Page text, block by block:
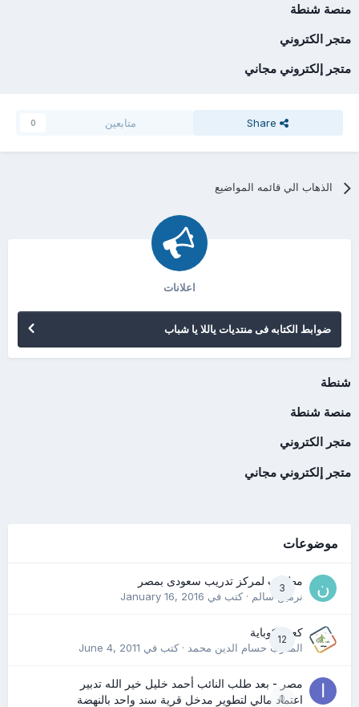
منصة شنطة
متجر الكتروني
متجر إلكتروني مجاني
Share متابعين 0
الذهاب الي قائمه المواضيع
اعلانات
ضوابط الكتابه فى منتديات ياللا يا شباب
شنطة
منصة شنطة
متجر الكتروني
متجر إلكتروني مجاني
موضوعات
3
مطلوب لمركز تدريب سعودى بمصر
نرمين سالم· كتب في January 16, 2016
12
كعب كوباية
المدرب حسام الدين محمد· كتب في June 4, 2011
0
مصر - بعد طلب النائب أحمد خليل خير الله تدبير
اعتماد مالي لتطوير مدخل قرية سند واحد بالنهضة